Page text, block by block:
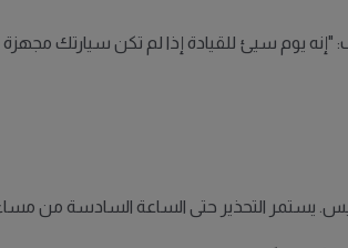
يوم سيئ للقيادة إذا لم تكن سيارتك مجهزة